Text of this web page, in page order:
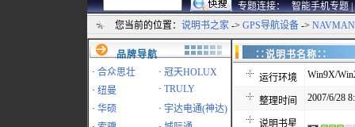
专题连接： 智能手机专题 |
您当前的位置： 说明书之家 -> GPS导航设备 -> NAVMAN
品牌导航
· 合众思壮 · 冠天HOLUX
· 纽曼 · TRULY
· 华硕 · 宇达电通(神达)
∷说明书名
运行环境 Win9X/
整理时间 2007/6/28
说明书星